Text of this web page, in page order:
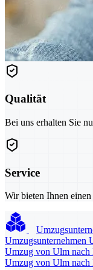
Qualität
Bei uns erhalten Sie
Service
Wir bieten Ihnen
Umzugsunternehmen
Umzug von Ulm nach
Umzug von Ulm nach